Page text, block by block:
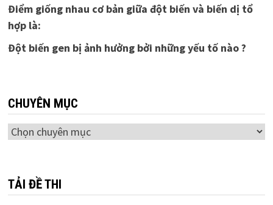
Điểm giống nhau cơ bản giữa đột biến và biến dị tổ
hợp là:
Đột biến gen bị ảnh hưởng bởi những yếu tố nào ?
CHUYÊN MỤC
Chuyên
TẢI ĐỀ THI